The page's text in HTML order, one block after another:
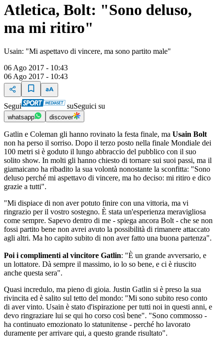
Atletica, Bolt: "Sono deluso,
ma mi ritiro"
Usain: "Mi aspettavo di vincere, ma sono partito male"
06 Ago 2017 - 10:43
06 Ago 2017 - 10:43
Segui suSeguici su
whatsapp discover
Gatlin e Coleman gli hanno rovinato la festa finale, ma Usain Bolt
non ha perso il sorriso. Dopo il terzo posto nella finale Mondiale dei
100 metri si è goduto il lungo abbraccio del pubblico con il suo
solito show. In molti gli hanno chiesto di tornare sui suoi passi, ma il
giamaicano ha ribadito la sua volontà nonostante la sconfitta: "Sono
deluso perché mi aspettavo di vincere, ma ho deciso: mi ritiro e dico
grazie a tutti".
"Mi dispiace di non aver potuto finire con una vittoria, ma vi
ringrazio per il vostro sostegno. È stata un'esperienza meravigliosa
come sempre. Sapevo dentro di me - spiega ancora Bolt - che se non
fossi partito bene non avrei avuto la possibilità di rimanere attaccato
agli altri. Ma ho capito subito di non aver fatto una buona partenza".
Poi i complimenti al vincitore Gatlin: "È un grande avversario, e
un lottatore. Dà sempre il massimo, io lo so bene, e ci è riuscito
anche questa sera".
Quasi incredulo, ma pieno di gioia. Justin Gatlin si è preso la sua
rivincita ed è salito sul tetto del mondo: "Mi sono subito reso conto
di aver vinto. Usain è stato d'ispirazione per tutti noi in questi anni, e
devo ringraziare lui se qui ho corso così bene". "Sono commosso -
ha continuato emozionato lo statunitense - perché ho lavorato
duramente per arrivare qui, a questo grande risultato".